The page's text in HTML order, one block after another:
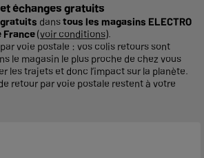
échanges gratuits
gratuits danstous les magasins ELECTRO
France(voir conditions).
voie postale : vos colis retours sont
le magasin le plus proche de chez vous
les trajets et donc l’impact sur la planète.
retour par voie postale restent à votre